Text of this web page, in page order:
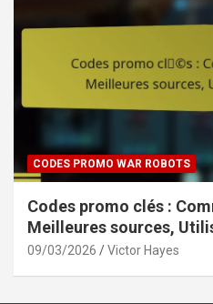
CODES PROMO WAR ROBOTS
Codes promo clés :
Meilleures sources,
09/03/2026 Victor Hayes